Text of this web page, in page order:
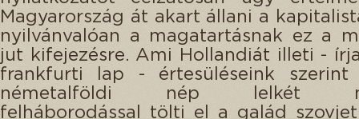
Magyarország át akart állani a
nyilvánvalóan a magatartásnak ez a
jut kifejezésre. Ami Hollandiát illeti -
frankfurti lap - értesüléseink szerint
németalföldi nép lelkét
felháborodással tölti el a galád